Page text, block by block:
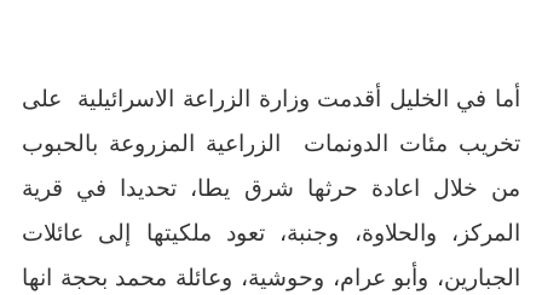
أما في الخليل أقدمت وزارة الزراعة الاسرائيلية على
تخريب مئات الدونمات الزراعية المزروعة بالحبوب
من خلال اعادة حرثها شرق يطا، تحديدا في قرية
المركز، والحلاوة، وجنبة، تعود ملكيتها إلى عائلات
الجبارين، وأبو عرام، وحوشية، وعائلة محمد بحجة انها